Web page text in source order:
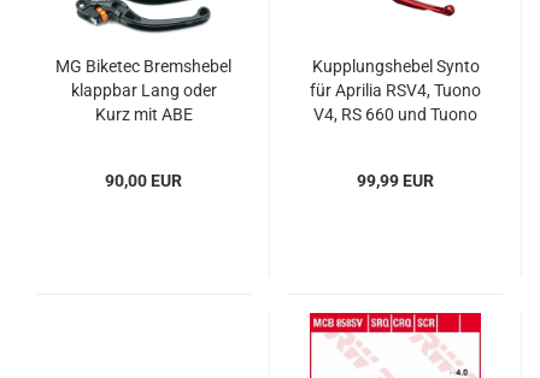
MG Biketec Bremshebel
klappbar Lang oder
Kurz mit ABE
90,00 EUR
Kupplungshebel Synto
für Aprilia RSV4, Tuono
V4, RS 660 und Tuono
99,99 EUR